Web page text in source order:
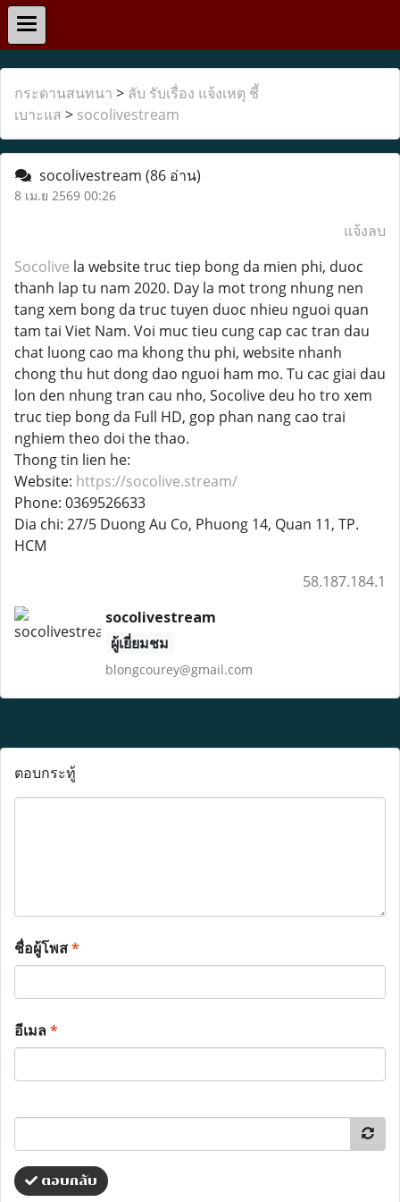
กระดานสนทนา > ลับ รับเรื่อง แจ้งเหตุ ชี้
เบาะแส > socolivestream
socolivestream (86 อ่าน)
8 เม.ย 2569 00:26
แจ้งลบ
Socolive la website truc tiep bong da mien phi, duoc
thanh lap tu nam 2020. Day la mot trong nhung nen
tang xem bong da truc tuyen duoc nhieu nguoi quan
tam tai Viet Nam. Voi muc tieu cung cap cac tran dau
chat luong cao ma khong thu phi, website nhanh
chong thu hut dong dao nguoi ham mo. Tu cac giai dau
lon den nhung tran cau nho, Socolive deu ho tro xem
truc tiep bong da Full HD, gop phan nang cao trai
nghiem theo doi the thao.
Thong tin lien he:
Website: https://socolive.stream/
Phone: 0369526633
Dia chi: 27/5 Duong Au Co, Phuong 14, Quan 11, TP.
HCM
58.187.184.1
socolivestream
ผู้เยี่ยมชม
blongcourey@gmail.com
ตอบกระทู้
ชื่อผู้โพส*
อีเมล*
ตอบกลับ